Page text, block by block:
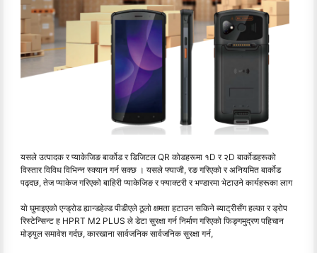
यसले उत्पादक र प्याकेजिङ बार्कोड र डिजिटल QR कोडहरूमा १D र २D बार्कोडहरूको
विस्तार विविध विभिन्न स्क्यान गर्न सक्छ । यसले फ्याजी, रङ गरिएको र अनियमित बार्कोड
पढ्दछ, तेज प्याकेज गरिएको बाहिरी प्याकेजिङ र फ्याक्टरी र भण्डारमा भेटाउने कार्यहरूका लाग
यो घुमाइएको एन्ड्रोड ह्यान्डहेल्ड पीडीएले ठूलो क्षमता हटाउन सकिने ब्याट्रीसँग हल्का र ड्रोप
रिस्टेन्सिन्ट ह HPRT M2 PLUS ले डेटा सुरक्षा गर्न निर्माण गरिएको फिङ्गमुद्रण पहिचान
मोड्युल समावेश गर्दछ, कारखाना सार्वजनिक सार्वजनिक सुरक्षा गर्न,